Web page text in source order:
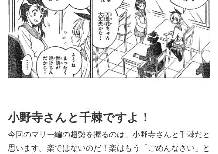
小野寺さんと千棘ですよ！
今回のマリー編の趨勢を握るのは、小野寺さんと千棘だと
思います。楽ではないのだ！楽はもう「ごめんなさい」と